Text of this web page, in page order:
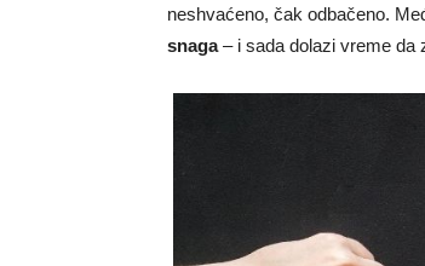
neshvaćeno, čak odbačeno.
snaga– i sada dolazi vreme da